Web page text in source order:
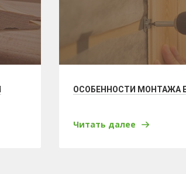
ОСОБЕННОСТИ МОНТАЖА
Читать далее